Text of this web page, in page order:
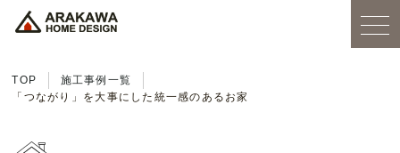
TOP
施工事例一覧
「つながり」を大事にした統一感のあるお家